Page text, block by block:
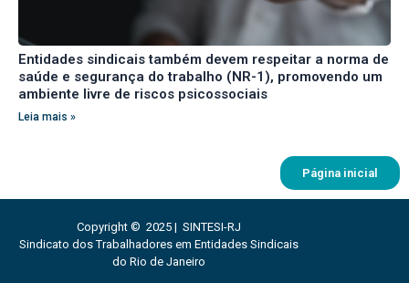
Entidades sindicais também devem respeitar a norma de
saúde e segurança do trabalho (NR-1), promovendo um
ambiente livre de riscos psicossociais
Leia mais »
Página inicial
Copyright © 2025 | SINTESI-RJ
Sindicato dos Trabalhadores em Entidades Sindicais
do Rio de Janeiro